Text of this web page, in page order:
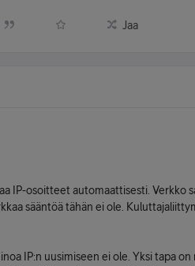
Jaa
IP-osoitteet automaattisesti. Verkko
sääntöä tähän ei ole.
IP:n uusimiseen ei ole. Yksi tapa